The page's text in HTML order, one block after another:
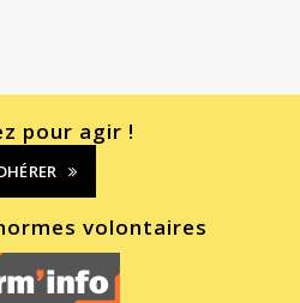
pour agir !
volontaires